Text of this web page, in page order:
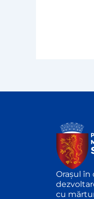
Orașul în
cu